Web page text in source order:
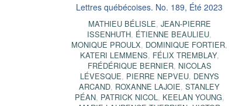
Lettres québécoises. No. 189, Été 2023
MATHIEU BÉLISLE, JEAN-PIERRE
ISSENHUTH, ÉTIENNE BEAULIEU,
MONIQUE PROULX, DOMINIQUE FORTIER,
KATERI LEMMENS, FÉLIX TREMBLAY,
FRÉDÉRIQUE BERNIER, NICOLAS
LÉVESQUE, PIERRE NEPVEU, DENYS
ARCAND, ROXANNE LAJOIE,STANLEY
PÉAN, PATRICK NICOL , KEELAN YOUNG,